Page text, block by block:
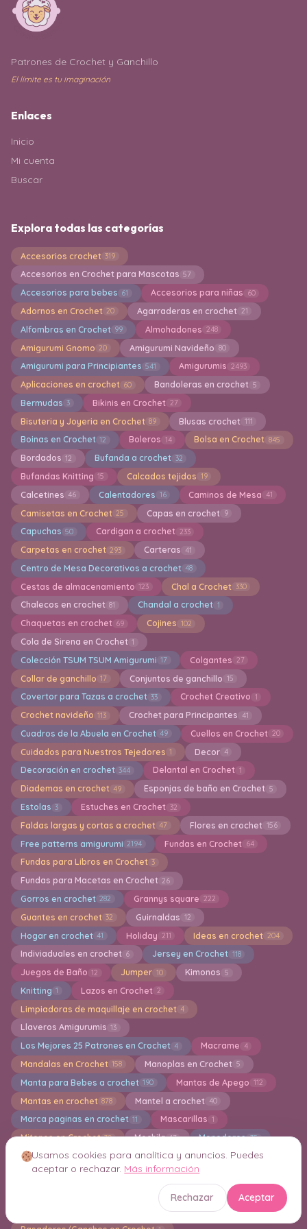
Patrones de Crochet y Ganchillo
El límite es tu imaginación
Enlaces
Inicio
Mi cuenta
Buscar
Explora todas las categorías
Accesorios crochet 319
Accesorios en Crochet para Mascotas 57
Accesorios para bebes 61 Accesorios para niñas 60
Adornos en Crochet 20 Agarraderas en crochet 21
Alfombras en Crochet 99 Almohadones 248
Amigurumi Gnomo 20 Amigurumi Navideño 80
Amigurumi para Principiantes 541 Amigurumis 2493
Aplicaciones en crochet 60 Bandoleras en crochet 5
Bermudas 3 Bikinis en Crochet 27
Bisuteria y Joyeria en Crochet 89 Blusas crochet 111
Boinas en Crochet 12 Boleros 14 Bolsa en Crochet 845
Bordados 12 Bufanda a crochet 32
Bufandas Knitting 15 Calcados tejidos 19
Calcetines 46 Calentadores 16 Caminos de Mesa 41
Camisetas en Crochet 25 Capas en crochet 9
Capuchas 50 Cardigan a crochet 233
Carpetas en crochet 293 Carteras 41
Centro de Mesa Decorativos a crochet 48
Cestas de almacenamiento 123 Chal a Crochet 330
Chalecos en crochet 81 Chandal a crochet 1
Chaquetas en crochet 69 Cojines 102
Cola de Sirena en Crochet 1
Colección TSUM TSUM Amigurumi 17 Colgantes 27
Collar de ganchillo 17 Conjuntos de ganchillo 15
Covertor para Tazas a crochet 33 Crochet Creativo 1
Crochet navideño 113 Crochet para Principantes 41
Cuadros de la Abuela en Crochet 49 Cuellos en Crochet 20
Cuidados para Nuestros Tejedores 1 Decor 4
Decoración en crochet 344 Delantal en Crochet 1
Diademas en crochet 49 Esponjas de baño en Crochet 5
Estolas 3 Estuches en Crochet 32
Faldas largas y cortas a crochet 47 Flores en crochet 156
Free patterns amigurumi 2194 Fundas en Crochet 64
Fundas para Libros en Crochet 3
Fundas para Macetas en Crochet 26
Gorros en crochet 282 Grannys square 222
Guantes en crochet 32 Guirnaldas 12
Hogar en crochet 41 Holiday 211 Ideas en crochet 204
Indiviaduales en crochet 6 Jersey en Crochet 118
Juegos de Baño 12 Jumper 10 Kimonos 5
Knitting 1 Lazos en Crochet 2
Limpiadoras de maquillaje en crochet 4
Llaveros Amigurumis 13
Los Mejores 25 Patrones en Crochet 4 Macrame 4
Mandalas en Crochet 158 Manoplas en Crochet 5
Manta para Bebes a crochet 190 Mantas de Apego 112
Mantas en crochet 878 Mantel a crochet 40
Marca paginas en crochet 11 Mascarillas 1
Mitones en Crochet 30 Mochila 17 Monederos 35
Motivos en crochet 85 Muñecas Amigurumi 145
Muñecas de tela 2 Navidad 112 Otoño en Cochet
Pantalones 9 pantuflas
Pañuelos para el Cabello en Crochet 8
Usamos cookies para analítica y anuncios. Puedes
aceptar o rechazar. Más información
Rechazar Aceptar